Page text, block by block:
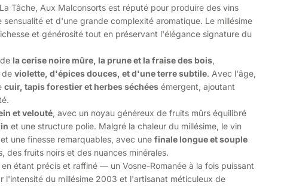
Tâche, Aux Malconsorts est réputé pour produire des vins
et d'une grande complexité aromatique. Le millésime
et générosité tout en préservant l'élégance signature du
la cerise noire mûre, la prune et la fraise des bois,
de violette, d'épices douces, et d'une terre subtile. Avec l'âge,
cuir, tapis forestier et herbes séchées émergent, ajoutant
et velouté, avec un noyau généreux de fruits mûrs équilibré
et une structure polie. Malgré la chaleur du millésime, le vin
une finesse remarquables, avec une finale longue et souple
des fruits noirs et des nuances minérales.
étant précis et raffiné — un Vosne-Romanée à la fois puissant
l'intensité du millésime 2003 et l'artisanat méticuleux de